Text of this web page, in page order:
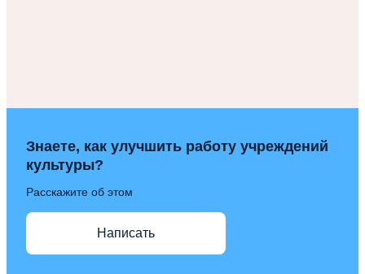
Знаете, как улучшить работу учреждений
культуры?
Расскажите об этом
Написать